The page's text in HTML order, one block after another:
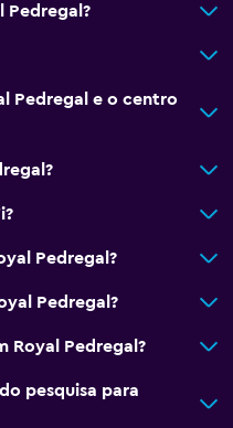
Pedregal?
Pedregal e o centro
Pedregal?
Pedregal?
Royal Pedregal?
pesquisa para